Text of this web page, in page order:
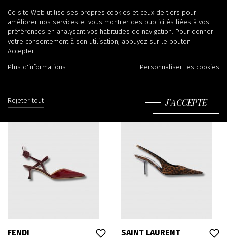
Chaussures
FENDI SAINT LAURENT
Ce site Web utilise ses propres cookies et ceux de tiers pour
améliorer nos services et vous montrer des publicités liées à vos
préférences en analysant vos habitudes de navigation. Pour donner
votre consentement à son utilisation, appuyez sur le bouton
Accepter.
Plus d'informations Personnaliser les cookies
Rejeter tout J'ACCEPTE